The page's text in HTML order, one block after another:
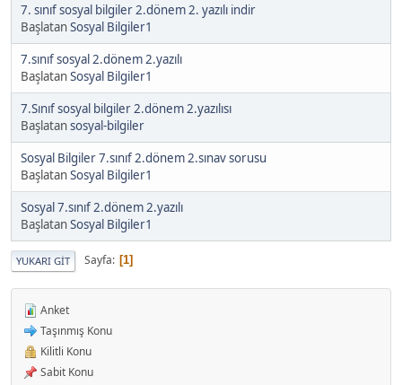
7. sınıf sosyal bilgiler 2.dönem 2. yazılı indir
BaşlatanSosyal Bilgiler1
7.sınıf sosyal 2.dönem 2.yazılı
BaşlatanSosyal Bilgiler1
7.Sınıf sosyal bilgiler 2.dönem 2.yazılısı
Başlatansosyal-bilgiler
Sosyal Bilgiler 7.sınıf 2.dönem 2.sınav sorusu
BaşlatanSosyal Bilgiler1
Sosyal 7.sınıf 2.dönem 2.yazılı
BaşlatanSosyal Bilgiler1
YUKARI GIT Sayfa 1
Anket
Taşınmış Konu
Kilitli Konu
Sabit Konu